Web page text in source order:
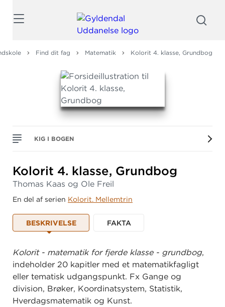
Find dit fag Matematik Kolorit 4. klasse, Grundbog
KIG I BOGEN
Kolorit 4. klasse, Grundbog
Thomas Kaas og Ole Freil
En del af serien Kolorit. Mellemtrin
BESKRIVELSE FAKTA
Kolorit - matematik for fjerde klasse - grundbog,
indeholder 20 kapitler med et matematikfagligt
eller tematisk udgangspunkt. Fx Gange og
division, Brøker, Koordinatsystem, Statistik,
Hverdagsmatematik og Kunst.